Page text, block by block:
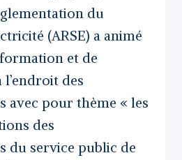
du
(ARSE) a animé
et de
des
avec pour thème « les
des
du service public de